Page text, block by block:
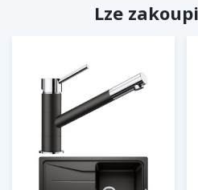
Lze